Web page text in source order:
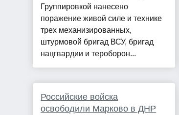
Группировкой нанесено
поражение живой силе и технике
трех механизированных,
штурмовой бригад ВСУ, бригад
нацгвардии и тероборон...
Российские войска
освободили Марково в ДНР